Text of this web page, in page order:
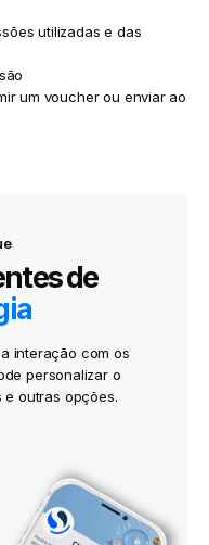
utilizadas e das
um voucher ou enviar ao
de
interação com os
personalizar o
e outras opções.